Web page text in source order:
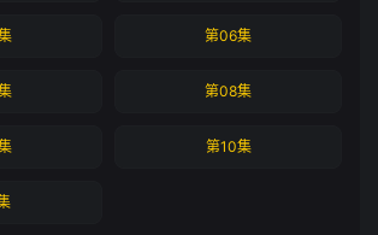
第06集
第08集
第10集